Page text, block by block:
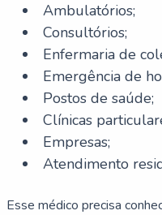
Ambulatórios;
Consultórios;
Enfermaria de
Emergência de
Postos de saúde;
Clínicas
Empresas;
Atendimento
Esse médico precisa